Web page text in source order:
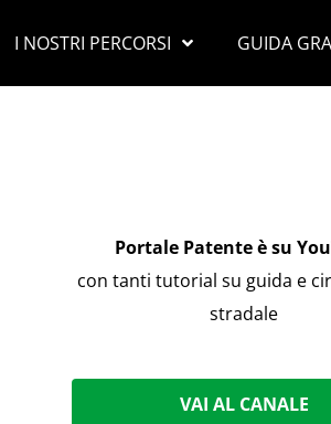
I NOSTRI PERCORSI GUIDA
Portale Patente è su
con tanti tutorial su guida e
stradale
VAI AL CANALE